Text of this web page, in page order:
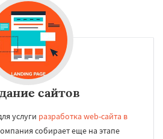
сайтов
услуги разработка web-сайта в
собирает еще на этапе